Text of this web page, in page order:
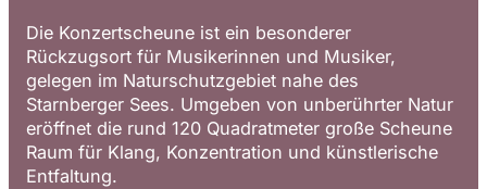
Die Konzertscheune ist ein besonderer
Rückzugsort für Musikerinnen und Musiker,
gelegen im Naturschutzgebiet nahe des
Starnberger Sees. Umgeben von unberührter Natur
eröffnet die rund 120 Quadratmeter große Scheune
Raum für Klang, Konzentration und künstlerische
Entfaltung.